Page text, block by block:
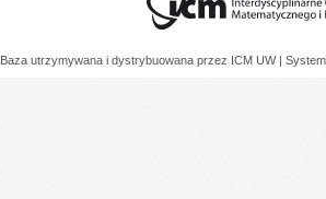
Baza utrzymywana i dystrybuowana przez ICM UW |